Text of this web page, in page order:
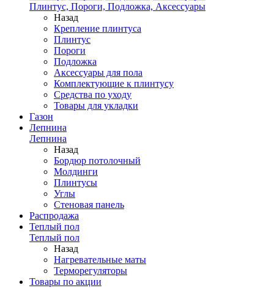
Плинтус, Пороги, Подложка, Аксессуары
Назад
Крепление плинтуса
Плинтус
Пороги
Подложка
Аксессуары для пола
Комплектующие к плинтусу
Средства по уходу
Товары для укладки
Газон
Лепнина
Лепнина
Назад
Бордюр потолочный
Молдинги
Плинтусы
Углы
Стеновая панель
Распродажа
Теплый пол
Теплый пол
Назад
Нагревательные маты
Терморегуляторы
Товары по акции